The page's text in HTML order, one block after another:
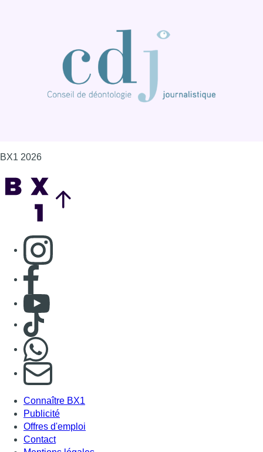
BX1 2026
Consulter page Instagram
Consulter page Facebook
Consulter Youtube
Consulter TikTok
S'abonner à notre newsletter
Connaître BX1
Publicité
Offres d'emploi
Contact